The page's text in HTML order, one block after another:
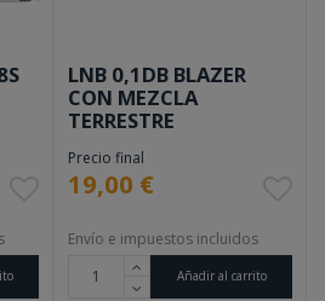
LNB 0,1DB BLAZER
CON MEZCLA
TERRESTRE
Precio final
19,00 €
Envío e impuestos incluidos
Añadir al carrito